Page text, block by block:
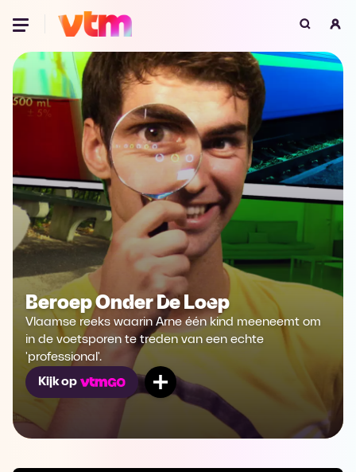
Voor je onze programma's gaat ontdekken,
best je browser updaten of hieronder één
van de ondersteunde browsers
downloaden.
Google Chrome Download
Firefox Download
Safari Download
Microsoft Edge Download
Opera Download
Beroep Onder De Loep
Vlaamse reeks waarin Arne één kind meeneemt om
in de voetsporen te treden van een echte
'professional'.
Kijk op
Mijn lijst